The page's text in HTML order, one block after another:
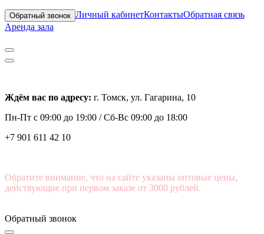
Обратный звонок Личный кабинетКонтактыОбратная связь
Аренда зала
Ждём вас по адресу: г. Томск, ул. Гагарина, 10
Пн-Пт с 09:00 до 19:00 /Сб-Вс 09:00 до 18:00
+7 901 611 42 10
Обратите внимание, что на сайте указаны оптовые цены,
действующие при первом заказе от 3000 рублей.
Обратный звонок